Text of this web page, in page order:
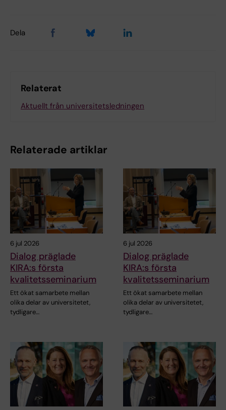
Dela
Relaterat
Aktuellt från universitetsledningen
Relaterade artiklar
6 jul 2026
Dialog präglade
KIRA:s första
kvalitetsseminarium
Ett ökat samarbete mellan
olika delar av universitetet,
tydligare…
6 jul 2026
Dialog präglade
KIRA:s första
kvalitetsseminarium
Ett ökat samarbete mellan
olika delar av universitetet,
tydligare…